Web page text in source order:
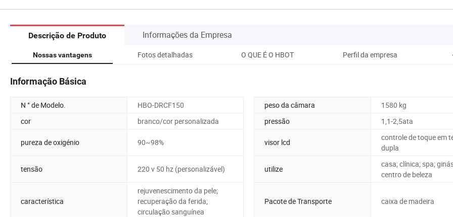
Descrição de Produto Informações da Empresa
Nossas vantagens Fotos detalhadas O QUE É O HBOT Perfil da empresa
Informação Básica
N ° de Modelo. HBO-DRCF150 peso da câmara
1580 kg
cor
branco/cor personalizada pressão 1,1-2,5ata
pureza de oxigénio 90~98% visor lcd
controle de toque em
dupla
tensão 220 v 50 hz (personalizável) utilize
casa; clínica; spa;
centro de beleza
característica
rejuvenescimento da pele;
recuperação da ferida;
circulação sanguínea
Pacote de Transporte caixa de madeira